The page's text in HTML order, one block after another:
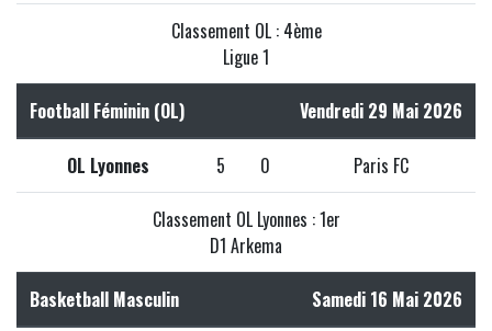
Classement OL : 4ème
Ligue 1
Football Féminin (OL) Vendredi 29 Mai 2026
OL Lyonnes 5 0 Paris FC
Classement OL Lyonnes : 1er
D1 Arkema
Basketball Masculin Samedi 16 Mai 2026